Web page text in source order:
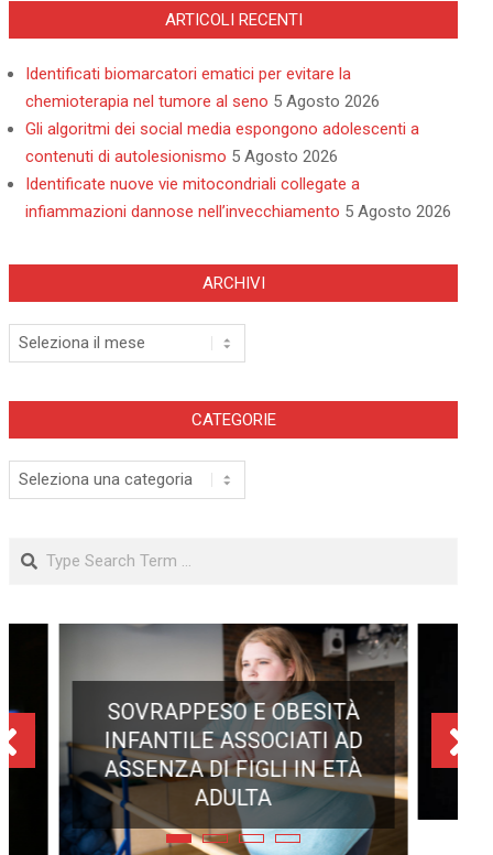
ARTICOLI RECENTI
Identificati biomarcatori ematici per evitare la
chemioterapia nel tumore al seno 5 Agosto 2026
Gli algoritmi dei social media espongono adolescenti a
contenuti di autolesionismo 5 Agosto 2026
Identificate nuove vie mitocondriali collegate a
infiammazioni dannose nell’invecchiamento 5 Agosto 2026
ARCHIVI
Archivi
CATEGORIE
Categorie
Search
ECLISSE TOTALE DEL 12
AGOSTO 2026: DOVE SI
POTRÀ VEDERE